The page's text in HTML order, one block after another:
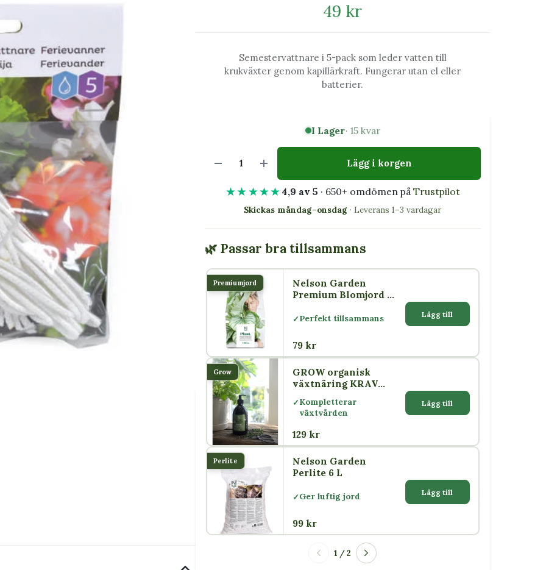
49 kr
Semestervattnare i 5-pack som leder vatten till
krukväxter genom kapillärkraft. Fungerar utan el eller
batterier.
I Lager· 15 kvar
Lägg i korgen
★★★★★ 4,9 av 5 · 650+ omdömen på Trustpilot
Skickas måndag–onsdag · Leverans 1–3 vardagar
🌿 Passar bra tillsammans
Premiumjord
Nelson Garden
Premium Blomjord 4
Perfekt tillsammans
79 kr
Lägg till
Grow
GROW organisk
växtnäring KRAV
Garden
Kompletterar
växtvården
129 kr
Lägg till
Perlite
Nelson Garden
Perlite 6 L
Ger luftig jord
99 kr
Lägg till
1 / 2